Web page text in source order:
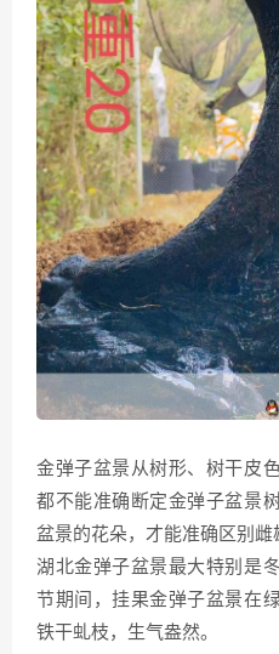
金弹子盆景从树形、树干皮
都不能准确断定金弹子盆景
盆景的花朵，才能准确区别雌
湖北金弹子盆景最大特别是
节期间，挂果金弹子盆景在
铁干虬枝，生气盎然。